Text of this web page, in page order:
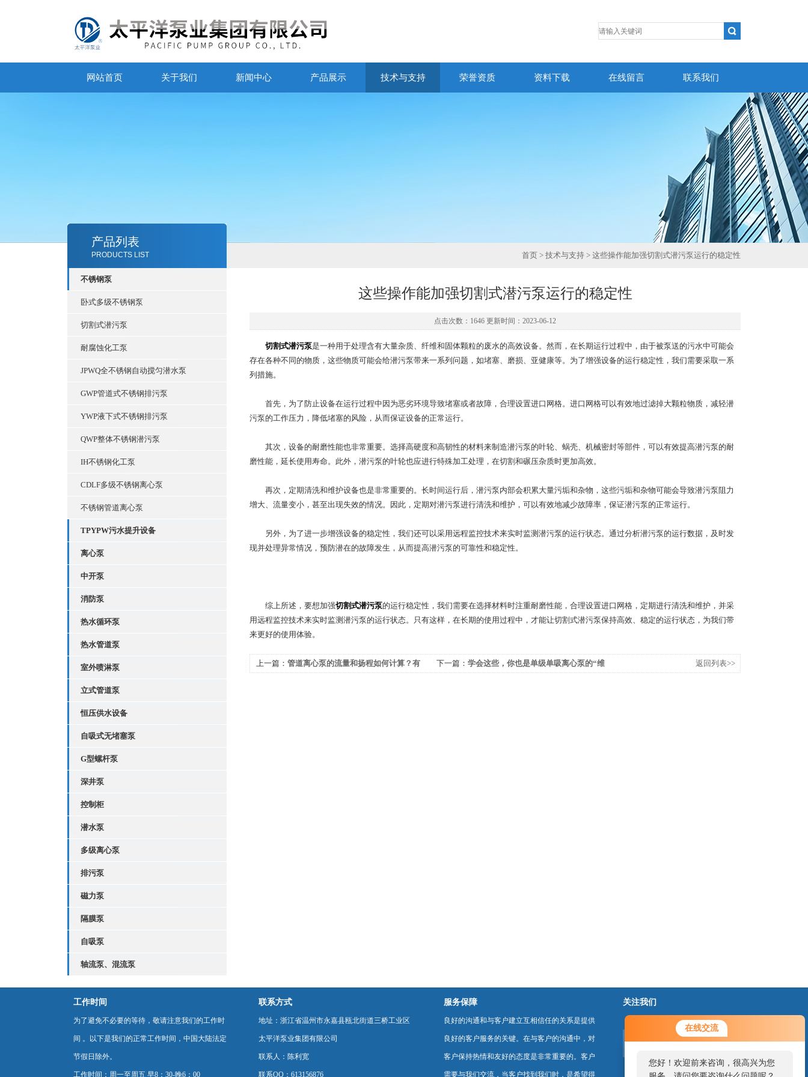
在线交流
您好！欢迎前来咨询，很高兴为您
网站首页 关于我们 新闻中心 产品展示 技术与支持 荣誉资质 资料下载 在线留言 联系我们
产品列表
PRODUCTS LIST
不锈钢泵
卧式多级不锈钢泵
切割式潜污泵
耐腐蚀化工泵
JPWQ全不锈钢自动搅匀潜水泵
GWP管道式不锈钢排污泵
YWP液下式不锈钢排污泵
QWP整体不锈钢潜污泵
IH不锈钢化工泵
CDLF多级不锈钢离心泵
不锈钢管道离心泵
TPYPW污水提升设备
离心泵
中开泵
消防泵
热水循环泵
热水管道泵
室外喷淋泵
立式管道泵
恒压供水设备
自吸式无堵塞泵
G型螺杆泵
深井泵
控制柜
潜水泵
多级离心泵
排污泵
磁力泵
隔膜泵
自吸泵
轴流泵、混流泵
首页 > 技术与支持 > 这些操作能加强切割式潜污泵运行的稳定性
这些操作能加强切割式潜污泵运行的稳定性
点击次数：1646 更新时间：2023-06-12
切割式潜污泵是一种用于处理含有大量杂质、纤维和固体颗粒的废水的高效设备。然而，在长期运行过程中，由于被泵送的污水中可能会
存在各种不同的物质，这些物质可能会给潜污泵带来一系列问题，如堵塞、磨损、亚健康等。为了增强设备的运行稳定性，我们需要采取一系
列措施。
首先，为了防止设备在运行过程中因为恶劣环境导致堵塞或者故障，合理设置进口网格。进口网格可以有效地过滤掉大颗粒物质，减轻潜
污泵的工作压力，降低堵塞的风险，从而保证设备的正常运行。
其次，设备的耐磨性能也非常重要。选择高硬度和高韧性的材料来制造潜污泵的叶轮、蜗壳、机械密封等部件，可以有效提高潜污泵的耐
磨性能，延长使用寿命。此外，潜污泵的叶轮也应进行特殊加工处理，在切割和碾压杂质时更加高效。
再次，定期清洗和维护设备也是非常重要的。长时间运行后，潜污泵内部会积累大量污垢和杂物，这些污垢和杂物可能会导致潜污泵阻力
增大、流量变小，甚至出现失效的情况。因此，定期对潜污泵进行清洗和维护，可以有效地减少故障率，保证潜污泵的正常运行。
另外，为了进一步增强设备的稳定性，我们还可以采用远程监控技术来实时监测潜污泵的运行状态。通过分析潜污泵的运行数据，及时发
现并处理异常情况，预防潜在的故障发生，从而提高潜污泵的可靠性和稳定性。
综上所述，要想加强切割式潜污泵的运行稳定性，我们需要在选择材料时注重耐磨性能，合理设置进口网格，定期进行清洗和维护，并采
用远程监控技术来实时监测潜污泵的运行状态。只有这样，在长期的使用过程中，才能让切割式潜污泵保持高效、稳定的运行状态，为我们带
来更好的使用体验。
上一篇： 管道离心泵的流量和扬程如何计算？有
下一篇： 学会这些，你也是单级单吸离心泵的“维
返回列表>>
工作时间
为了避免不必要的等待，敬请注意我们的工作时
间 。以下是我们的正常工作时间，中国大陆法定
节假日除外。
工作时间：周一至周五 早8：30-晚6：00
联系方式
地址：浙江省温州市永嘉县瓯北街道三桥工业区
太平洋泵业集团有限公司
联系人：陈利宽
联系QQ：613156876
服务保障
良好的沟通和与客户建立互相信任的关系是提供
良好的客户服务的关键。在与客户的沟通中，对
客户保持热情和友好的态度是非常重要的。客户
需要与我们交流，当客户找到我们时，是希望得
关注我们